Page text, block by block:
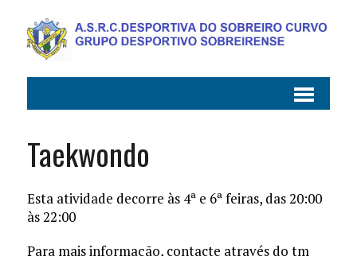
Taekwondo
Esta atividade decorre às 4ª e 6ª feiras, das 20:00
às 22:00
Para mais informação, contacte através do tm